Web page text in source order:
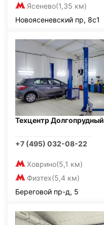
Ясенево(1,35 км)
Новоясеневский пр, 8с1
Техцентр Долгопрудный
+7 (495) 032-08-22
Ховрино(5,1 км)
Физтех(5,4 км)
Береговой пр-д, 5